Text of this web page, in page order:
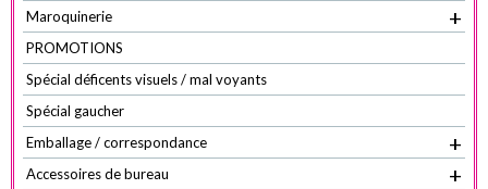
la
page
du
produit
+
Maroquinerie
PROMOTIONS
Spécial déficents visuels / mal voyants
Spécial gaucher
+
Emballage / correspondance
+
Accessoires de bureau